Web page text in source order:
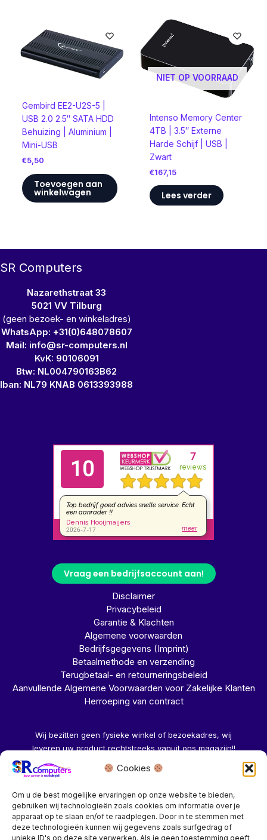
Cookies
Om u de best mogelijke ervaringen op onze website te bieden,
gebruiken wij technologieën zoals cookies om informatie over je
apparaat op te slaan en/of te raadplegen. Door in te stemmen met
deze technologieën kunnen wij gegevens zoals surfgedrag of
unieke ID's op deze site verwerken. Als je geen toestemming geeft
Gembird EE2-U2S-5 |
USB 2.0 2.5″ SATA HDD
Behuizing | Aluminium |
Mini-USB
€5,50
Toevoegen aan
winkelwagen
NIET OP VOORRAAD
Intenso Memory Center
4TB | 3.5″ Externe
Harde Schijf | USB |
Zwart
€167,15
Lees verder
SR Computers
Nazarethstraat 33
5021 VV Tilburg
(geen bezoek- en winkeladres)
WhatsApp: +31(0)648078607
Mail: info@sr-computers.nl
KvK: 90106091
Btw: NL004790163B62
Iban: NL79 KNAB 0613393988
Vraag een bedrijfsaccount aan!
Disclaimer
Privacybeleid
Garantie & Klachten
Algemene voorwaarden
Bedrijfsgegevens (Imprint)
Betaalmethode en verzending
Terugbetaal- en retourneringsbeleid
Aanvullende Algemene Voorwaarden voor Zakelijke Klanten
Herroeping van contract
Wij bezitten geen fysieke winkel of bezoekadres, wij
leveren uw product rechtstreeks vanuit ons magazijn!!
Herroeping aanvragen →